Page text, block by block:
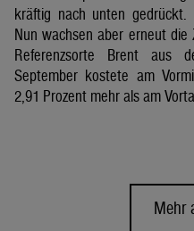
kräftig nach unten gedrückt.
Nun wachsen aber erneut
Referenzsorte Brent aus
September kostete am
2,91 Prozent mehr als am
Mehr